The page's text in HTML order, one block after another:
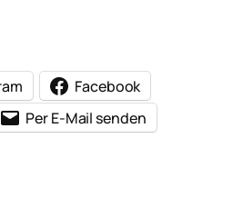
Facebook
Per E-Mail senden